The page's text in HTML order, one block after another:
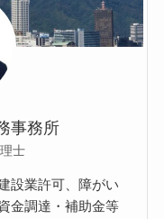
事務所
士
設業許可、障がい
金調達・補助金等